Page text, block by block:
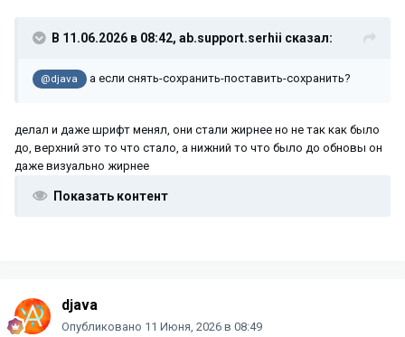
В 11.06.2026 в 08:42, ab.support.serhii сказал:
@djava а если снять-сохранить-поставить-сохранить?
делал и даже шрифт менял, они стали жирнее но не так как было
до, верхний это то что стало, а нижний то что было до обновы он
даже визуально жирнее
Показать контент
djava
Опубликовано 11 Июня, 2026 в 08:49